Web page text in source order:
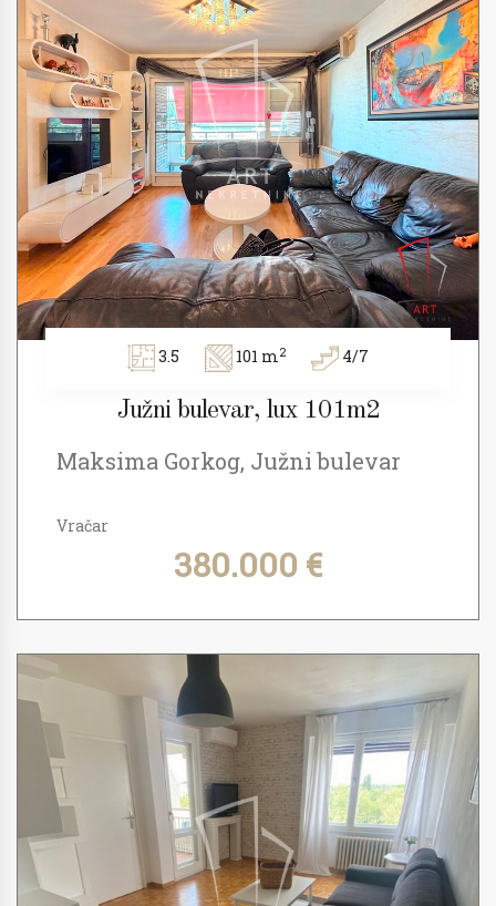
3.5 101 m2 4/7
Južni bulevar, lux 101m2
Maksima Gorkog, Južni bulevar
Vračar
380.000 €